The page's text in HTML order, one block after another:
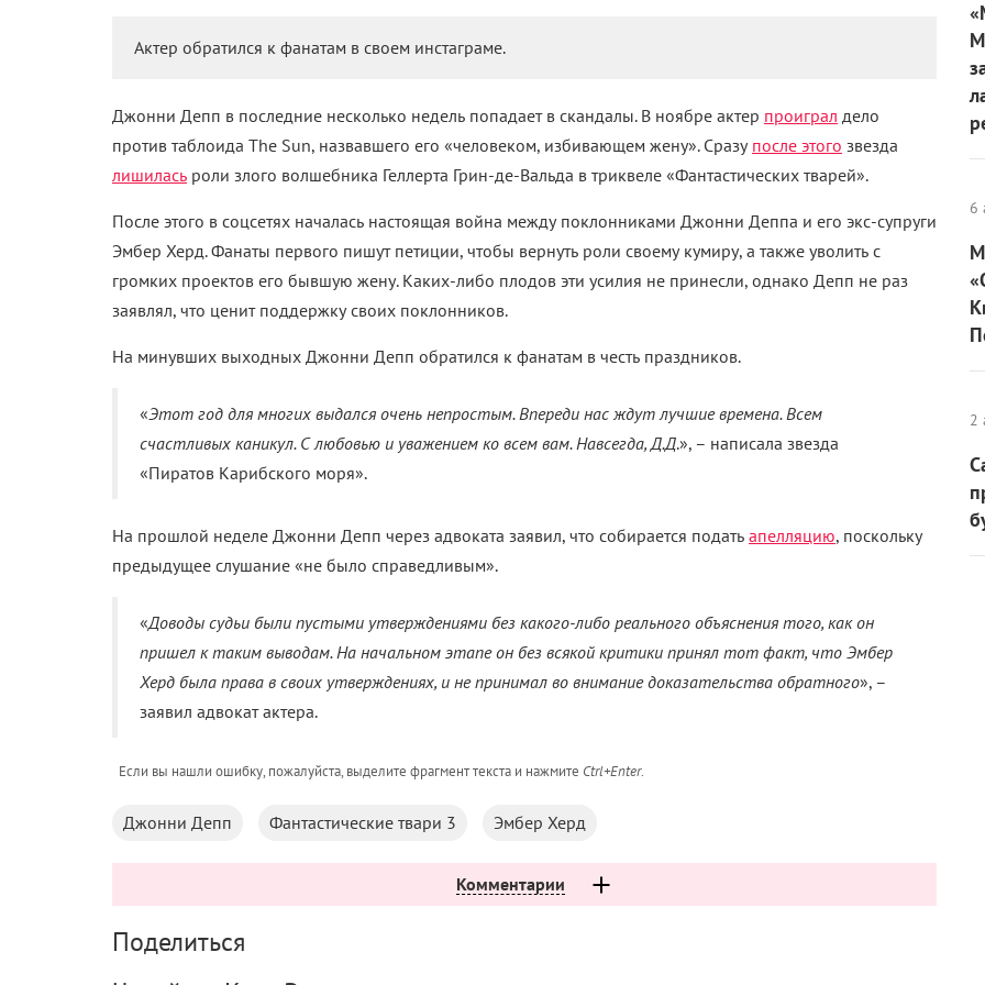
Актер обратился к фанатам в своем инстаграме.
Джонни Депп в последние несколько недель попадает в скандалы. В ноябре актер проиграл дело
против таблоида The Sun, назвавшего его «человеком, избивающем жену». Сразу после этого звезда
лишилась роли злого волшебника Геллерта Грин-де-Вальда в триквеле «Фантастических тварей».
После этого в соцсетях началась настоящая война между поклонниками Джонни Деппа и его экс-супруги
Эмбер Херд. Фанаты первого пишут петиции, чтобы вернуть роли своему кумиру, а также уволить с
громких проектов его бывшую жену. Каких-либо плодов эти усилия не принесли, однако Депп не раз
заявлял, что ценит поддержку своих поклонников.
На минувших выходных Джонни Депп обратился к фанатам в честь праздников.
«Этот год для многих выдался очень непростым. Впереди нас ждут лучшие времена. Всем
счастливых каникул. С любовью и уважением ко всем вам. Навсегда, Д.Д.», – написала звезда
«Пиратов Карибского моря».
На прошлой неделе Джонни Депп через адвоката заявил, что собирается подать апелляцию, поскольку
предыдущее слушание «не было справедливым».
«Доводы судьи были пустыми утверждениями без какого-либо реального объяснения того, как он
пришел к таким выводам. На начальном этапе он без всякой критики принял тот факт, что Эмбер
Херд была права в своих утверждениях, и не принимал во внимание доказательства обратного», –
заявил адвокат актера.
Если вы нашли ошибку, пожалуйста, выделите фрагмент текста и нажмите Ctrl+Enter.
Джонни Депп Фантастические твари 3 Эмбер Херд
Комментарии
Поделиться
6
2